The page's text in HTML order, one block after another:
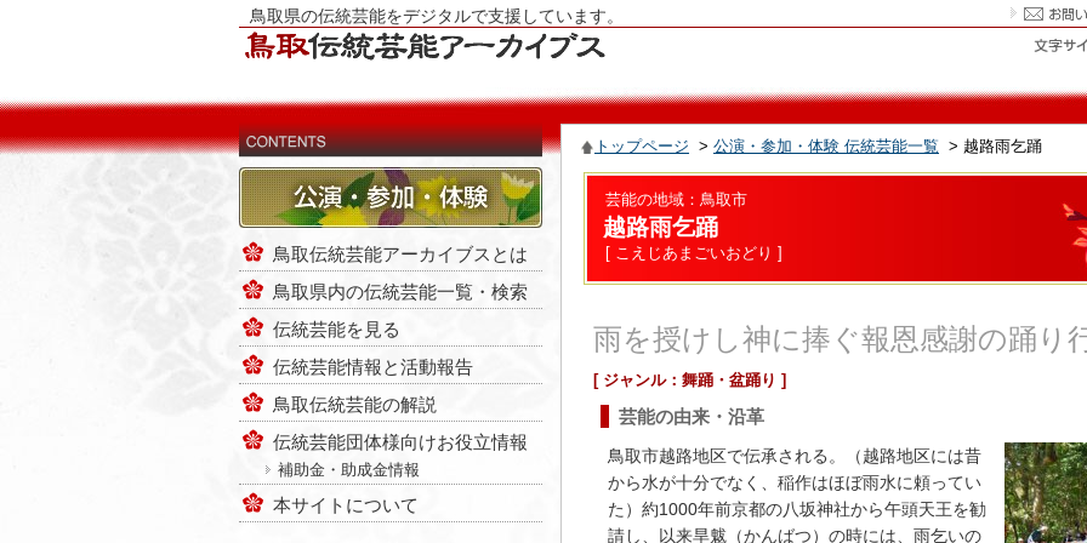
鳥取県の伝統芸能をデジタルで支援しています。
鳥取伝統芸能アーカイブスとは
鳥取県内の伝統芸能一覧・検索
伝統芸能を見る
伝統芸能情報と活動報告
鳥取伝統芸能の解説
伝統芸能団体様向けお役立情報
補助金・助成金情報
本サイトについて
トップページ > 公演・参加・体験 伝統芸能一覧 > 越路雨乞踊
芸能の地域：鳥取市
越路雨乞踊
[ こえじあまごいおどり ]
雨を授けし神に捧ぐ報恩感謝の踊り
[ ジャンル：舞踊・盆踊り ]
芸能の由来・沿革
鳥取市越路地区で伝承される。（越路地区には昔
から水が十分でなく、稲作はほぼ雨水に頼ってい
た）約1000年前京都の八坂神社から午頭天王を勧
請し、以来旱魃（かんばつ）の時には、雨乞いの